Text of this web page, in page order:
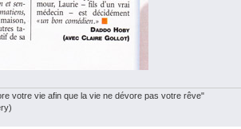
votre vie afin que la vie ne dévore pas votre rêve"